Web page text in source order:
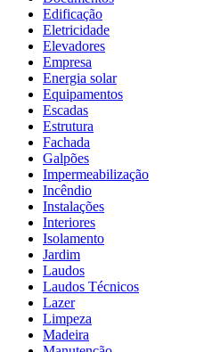
Edificação
Eletricidade
Elevadores
Empresa
Energia solar
Equipamentos
Escadas
Estrutura
Fachada
Galpões
Impermeabilização
Incêndio
Instalações
Interiores
Isolamento
Jardim
Laudos
Laudos Técnicos
Lazer
Limpeza
Madeira